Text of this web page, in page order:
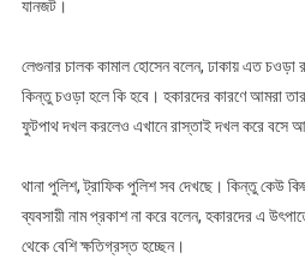
যানজট।
লেগুনার চালক কামাল হোসেন বলেন, ঢাকায় এত
কিন্তু চওড়া হলে কি হবে। হকারদের কারণে আমরা
ফুটপাথ দখল করলেও এখানে রাস্তাই দখল করে বসে
থানা পুলিশ, ট্রাফিক পুলিশ সব দেখছে। কিন্তু কেউ
ব্যবসায়ী নাম প্রকাশ না করে বলেন, হকারদের এ
থেকে বেশি ক্ষতিগ্রস্ত হচ্ছেন।